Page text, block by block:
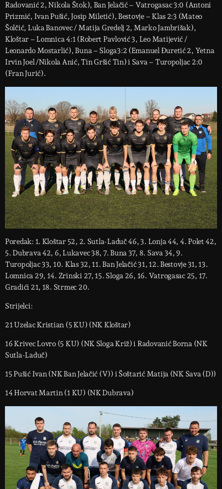
Radovanić 2, Nikola Štok), Ban Jelačić – Vatrogasac 3:0 (Antoni
Prizmić, Ivan Pušić, Josip Miletić), Bestovje – Klas 2:3 (Mateo
Šolčić, Luka Banovec / Matija Gredelj 2, Marko Jambrišak),
Kloštar – Lomnica 4:1 (Robert Pavlović 3, Leo Matijević /
Leonardo Mostarlić), Buna – Sloga3:2 (Emanuel Đuretić 2, Yetna
Irvin Joel /Nikola Anić, Tin Gršić Tin) i Sava – Turopoljac 2:0
(Fran Jurić).
Poredak: 1. Kloštar 52, 2. Sutla-Laduč 46, 3. Lonja 44, 4. Polet 42,
5. Dubrava 42, 6, Lukavec 38, 7. Buna 37, 8. Sava 34, 9.
Turopoljac 33, 10. Klas 32, 11. Ban Jelačić 31, 12. Bestovje 31, 13.
Lomnica 29, 14. Zrinski 27, 15. Sloga 26, 16. Vatrogasac 25, 17.
Gradići 21, 18. Strmec 20.
Strijelci:
21 Uzelac Kristian (5 KU) (NK Kloštar)
16 Krivec Lovro (5 KU) (NK Sloga Križ) i Radovanić Borna (NK
Sutla-Laduč)
15 Pušić Ivan (NK Ban Jelačić (V)) i Šoštarić Matija (NK Sava (D))
14 Horvat Martin (1 KU) (NK Dubrava)